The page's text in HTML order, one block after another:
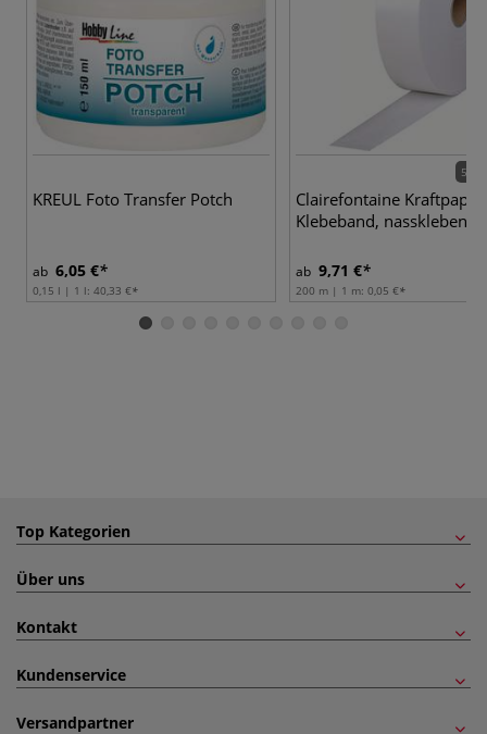
KREUL Foto Transfer Potch
ab 6,05 €
0,15 l | 1 l: 40,33 €
5
Clairefontaine
Klebeband, nassklebend
ab 9,71 €
200 m | 1 m: 0,05 €
Top Kategorien
Über uns
Kontakt
Kundenservice
Versandpartner